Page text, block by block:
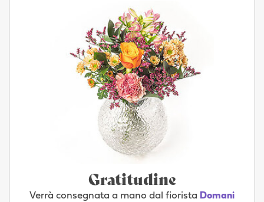
Gratitudine
Verrà consegnata a mano dal fiorista Domani